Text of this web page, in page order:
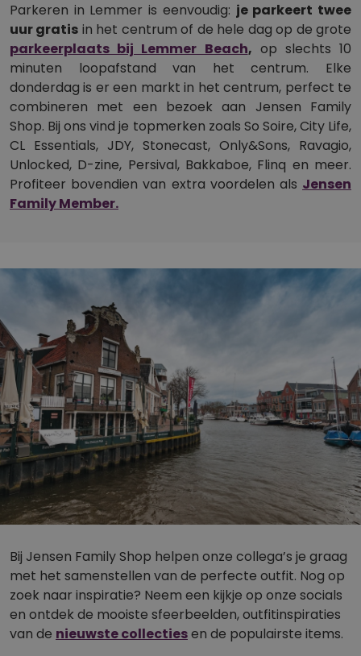
Parkeren in Lemmer is eenvoudig: je parkeert twee
uur gratis in het centrum of de hele dag op de grote
parkeerplaats bij Lemmer Beach, op slechts 10
minuten loopafstand van het centrum. Elke
donderdag is er een markt in het centrum, perfect te
combineren met een bezoek aan Jensen Family
Shop. Bij ons vind je topmerken zoals So Soire, City Life,
CL Essentials, JDY, Stonecast, Only&Sons, Ravagio,
Unlocked, D-zine, Persival, Bakkaboe, Flinq en meer.
Profiteer bovendien van extra voordelen als Jensen
Family Member.
Bij Jensen Family Shop helpen onze collega’s je graag
met het samenstellen van de perfecte outfit. Nog op
zoek naar inspiratie? Neem een kijkje op onze socials
en ontdek de mooiste sfeerbeelden, outfitinspiraties
van de nieuwste collectiesen de populairste items.